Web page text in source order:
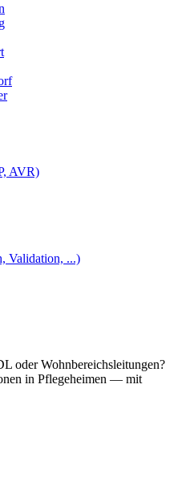
AVR)
Validation, ...)
oder Wohnbereichsleitungen?
in Pflegeheimen — mit